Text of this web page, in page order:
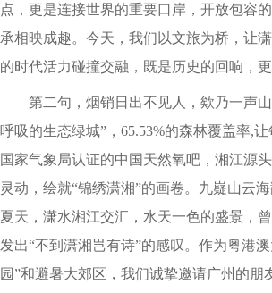
点，更是连接世界的重要口岸，开放包容
承相映成趣。今天，我们以文旅为桥，让
的时代活力碰撞交融，既是历史的回响，
第二句，烟销日出不见人，欸乃一声
呼吸的生态绿城”，65.53%的森林覆盖率,
国家气象局认证的中国天然氧吧，湘江源
灵动，绘就“锦绣潇湘”的画卷。九嶷山云
夏天，潇水湘江交汇，水天一色的盛景，
发出“不到潇湘岂有诗”的感叹。作为粤港
园”和避暑大郊区，我们诚挚邀请广州的朋